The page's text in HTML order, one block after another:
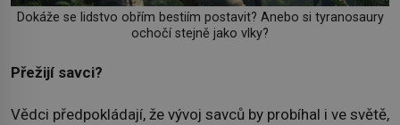
Dokáže se lidstvo obřím bestiím postavit? Anebo si tyranosaury
ochočí stejně jako vlky?
Přežijí savci?
Vědci předpokládají, že vývoj savců by probíhal i ve světě,